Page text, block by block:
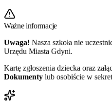
Ważne informacje
Uwaga! Nasza szkoła nie
Urzędu Miasta Gdyni.
Kartę zgłoszenia dziecka oraz
Dokumenty lub osobiście w